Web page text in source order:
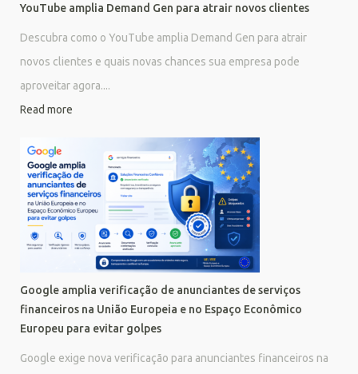
YouTube amplia Demand Gen para atrair novos clientes
Descubra como o YouTube amplia Demand Gen para atrair
novos clientes e quais novas chances sua empresa pode
aproveitar agora....
Read more
Google amplia verificação de anunciantes de serviços
financeiros na União Europeia e no Espaço Econômico
Europeu para evitar golpes
Google exige nova verificação para anunciantes financeiros na